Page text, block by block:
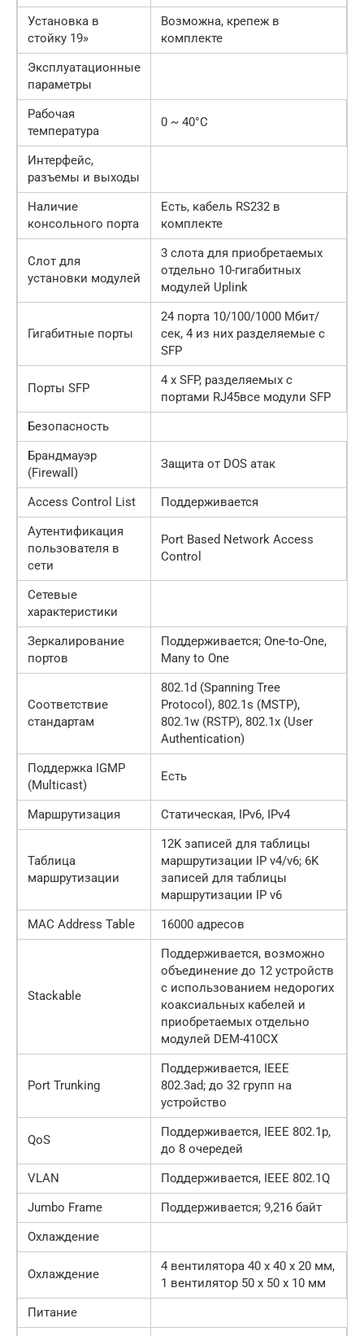
Установка в
стойку 19»
Возможна, крепеж в
комплекте
Эксплуатационные
параметры
Рабочая
температура
0 ~ 40°C
Интерфейс,
разъемы и выходы
Наличие
консольного порта
Есть, кабель RS232 в
комплекте
Слот для
установки модулей
3 слота для приобретаемых
отдельно 10-гигабитных
модулей Uplink
Гигабитные порты
24 порта 10/100/1000 Мбит/
сек, 4 из них разделяемые с
SFP
Порты SFP
4 x SFP, разделяемых с
портами RJ45все модули SFP
Безопасность
Брандмауэр
(Firewall)
Защита от DOS атак
Access Control List
Поддерживается
Аутентификация
пользователя в
сети
Port Based Network Access
Control
Сетевые
характеристики
Зеркалирование
портов
Поддерживается; One-to-One,
Many to One
Соответствие
стандартам
802.1d (Spanning Tree
Protocol), 802.1s (MSTP),
802.1w (RSTP), 802.1x (User
Authentication)
Поддержка IGMP
(Multicast)
Есть
Маршрутизация Статическая, IPv6, IPv4
Таблица
маршрутизации
12K записей для таблицы
маршрутизации IP v4/v6; 6K
записей для таблицы
маршрутизации IP v6
MAC Address Table
16000 адресов
Stackable
Поддерживается, возможно
объединение до 12 устройств
с использованием недорогих
коаксиальных кабелей и
приобретаемых отдельно
модулей DEM-410CX
Port Trunking
Поддерживается, IEEE
802.3ad; до 32 групп на
устройство
QoS
Поддерживается, IEEE 802.1p,
до 8 очередей
VLAN
Поддерживается, IEEE 802.1Q
Jumbo Frame
Поддерживается; 9,216 байт
Охлаждение
Охлаждение
4 вентилятора 40 x 40 x 20 мм,
1 вентилятор 50 x 50 x 10 мм
Питание